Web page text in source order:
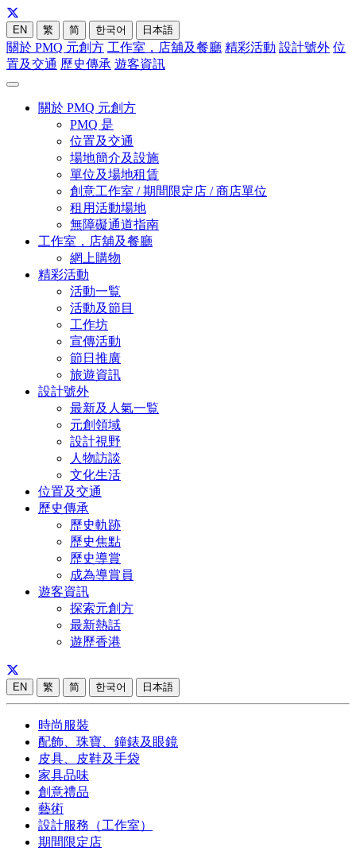
EN 繁 简 한국어 日本語
關於 PMQ 元創方 工作室，店舖及餐廳 精彩活動 設計號外 位
置及交通 歷史傳承 遊客資訊
關於 PMQ 元創方
PMQ 是
位置及交通
場地簡介及設施
單位及場地租賃
創意工作室 / 期間限定店 / 商店單位
租用活動場地
無障礙通道指南
工作室，店舖及餐廳
網上購物
精彩活動
活動一覧
活動及節目
工作坊
宣傳活動
節日推廣
旅遊資訊
設計號外
最新及人氣一覧
元創領域
設計視野
人物訪談
文化生活
位置及交通
歷史傳承
歷史軌跡
歷史焦點
歷史導賞
成為導賞員
遊客資訊
探索元創方
最新熱話
遊歷香港
EN 繁 简 한국어 日本語
時尚服裝
配飾、珠寶、鐘錶及眼鏡
皮具、皮鞋及手袋
家具品味
創意禮品
藝術
設計服務（工作室）
期間限定店